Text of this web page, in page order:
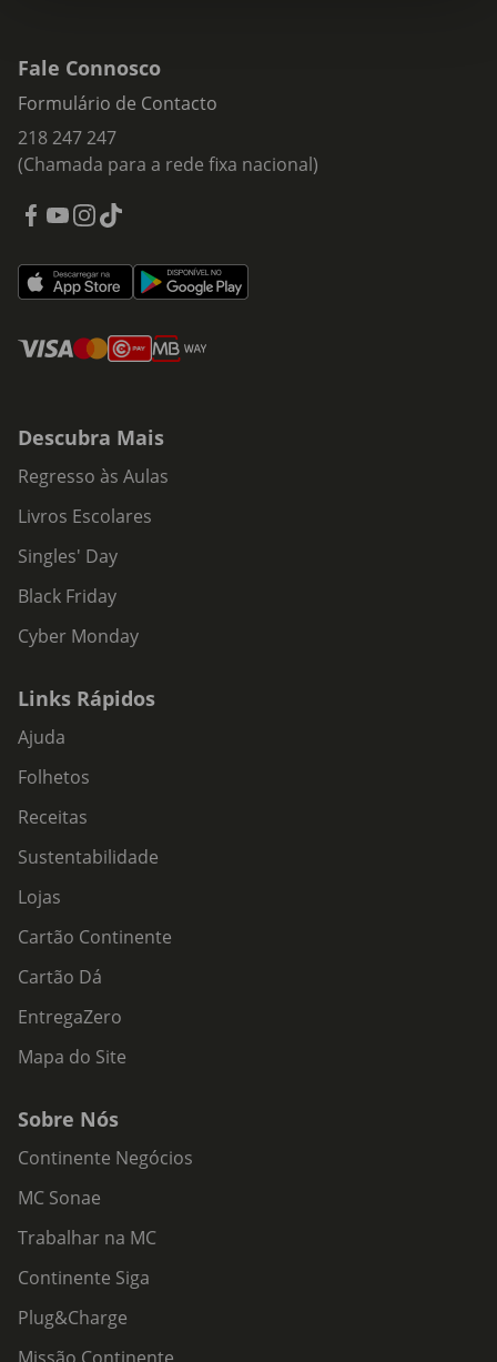
Fale Connosco
Formulário de Contacto
218 247 247
(Chamada para a rede fixa nacional)
Descubra Mais
Regresso às Aulas
Livros Escolares
Singles' Day
Black Friday
Cyber Monday
Links Rápidos
Ajuda
Folhetos
Receitas
Sustentabilidade
Lojas
Cartão Continente
Cartão Dá
EntregaZero
Mapa do Site
Sobre Nós
Continente Negócios
MC Sonae
Trabalhar na MC
Continente Siga
Plug&Charge